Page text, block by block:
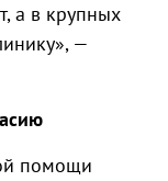
а в крупных
—
помощи